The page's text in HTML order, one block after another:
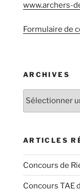
www.archers-
Formulaire de
ARCHIVES
Archives
ARTICLES
Concours de
Concours TAE